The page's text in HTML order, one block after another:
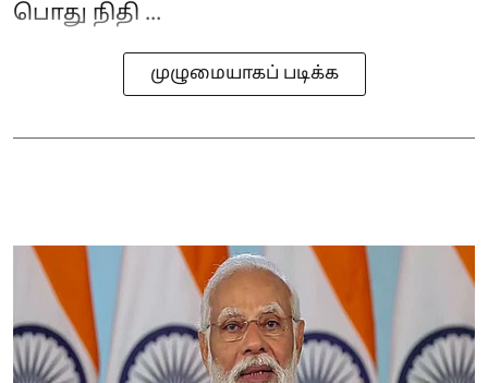
பொது நிதி ...
முழுமையாகப் படிக்க